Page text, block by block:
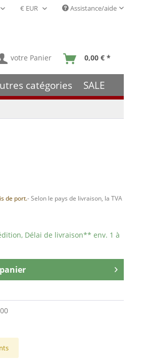
Français- FR Assistance/aide
votre Panier 0,00 € *
catégories SALE
de port.- Selon le pays de livraison, la TVA
Délai de livraison** env. 1 à